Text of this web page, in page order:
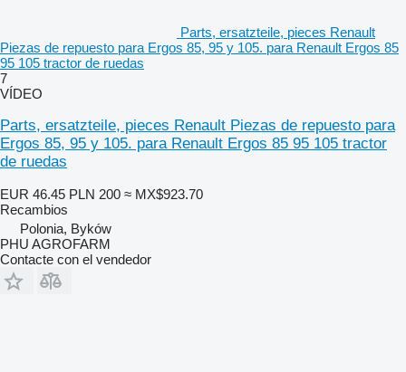
Parts, ersatzteile, pieces Renault
Piezas de repuesto para Ergos 85, 95 y 105. para Renault Ergos 85
95 105 tractor de ruedas
7
VÍDEO
Parts, ersatzteile, pieces Renault Piezas de repuesto para
Ergos 85, 95 y 105. para Renault Ergos 85 95 105 tractor
de ruedas
EUR 46.45 PLN 200 ≈ MX$923.70
Recambios
Polonia, Byków
PHU AGROFARM
Contacte con el vendedor